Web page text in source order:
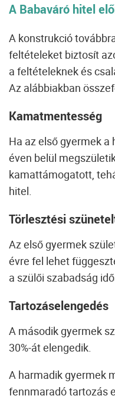
A Babaváró hitel
A konstrukció
feltételeket biztosít
a feltételeknek és
Az alábbiakban
Kamatmentesség
Ha az első gyermek
éven belül
kamattámogatott,
hitel.
Törlesztési
Az első gyermek
évre fel lehet
a szülői szabadság
Tartozáselengedés
A második gyermek
30%-át elengedik.
A harmadik gyermek
fennmaradó tartozás